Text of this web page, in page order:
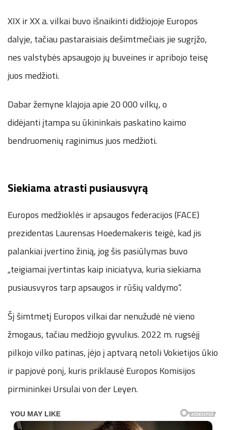
XIX ir XX a. vilkai buvo išnaikinti didžiojoje Europos
dalyje, tačiau pastaraisiais dešimtmečiais jie sugrįžo,
nes valstybės apsaugojo jų buveines ir apribojo teisę
juos medžioti.
Dabar žemyne klajoja apie 20 000 vilkų, o
didėjanti įtampa su ūkininkais paskatino kaimo
bendruomenių raginimus juos medžioti.
Siekiama atrasti pusiausvyrą
Europos medžioklės ir apsaugos federacijos (FACE)
prezidentas Laurensas Hoedemakeris teigė, kad jis
palankiai įvertino žinią, jog šis pasiūlymas buvo
„teigiamai įvertintas kaip iniciatyva, kuria siekiama
pusiausvyros tarp apsaugos ir rūšių valdymo“.
Šį šimtmetį Europos vilkai dar nenužudė nė vieno
žmogaus, tačiau medžiojo gyvulius. 2022 m. rugsėjį
pilkojo vilko patinas, įėjo į aptvarą netoli Vokietijos ūkio
ir papjovė ponį, kuris priklausė Europos Komisijos
pirmininkei Ursulai von der Leyen.